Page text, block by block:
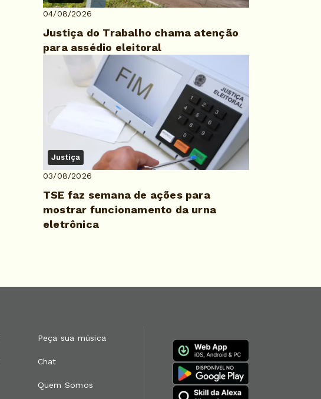
04/08/2026
Justiça do Trabalho chama atenção
para assédio eleitoral
Justiça
03/08/2026
TSE faz semana de ações para
mostrar funcionamento da urna
eletrônica
Peça sua música
Chat
Quem Somos